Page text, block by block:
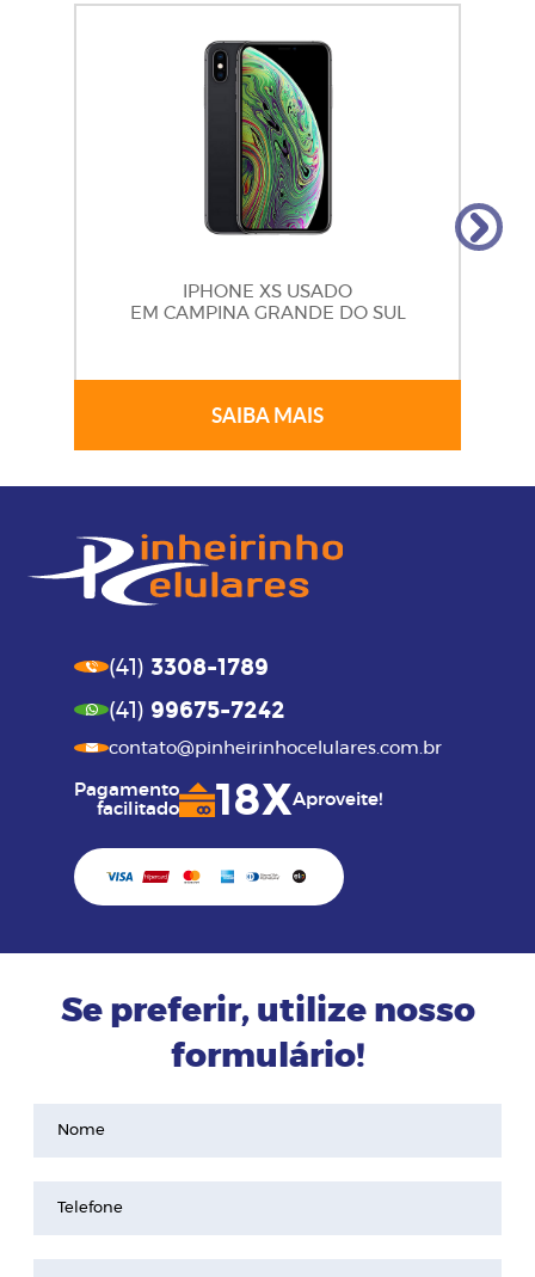
IPHONE XS USADO
EM CAMPINA GRANDE DO SUL
SAIBA MAIS
(41) 3308-1789
(41) 99675-7242
contato@pinheirinhocelulares.com.br
Pagamento
facilitado
18XAproveite!
Se preferir, utilize nosso
formulário!
Nome
Telefone